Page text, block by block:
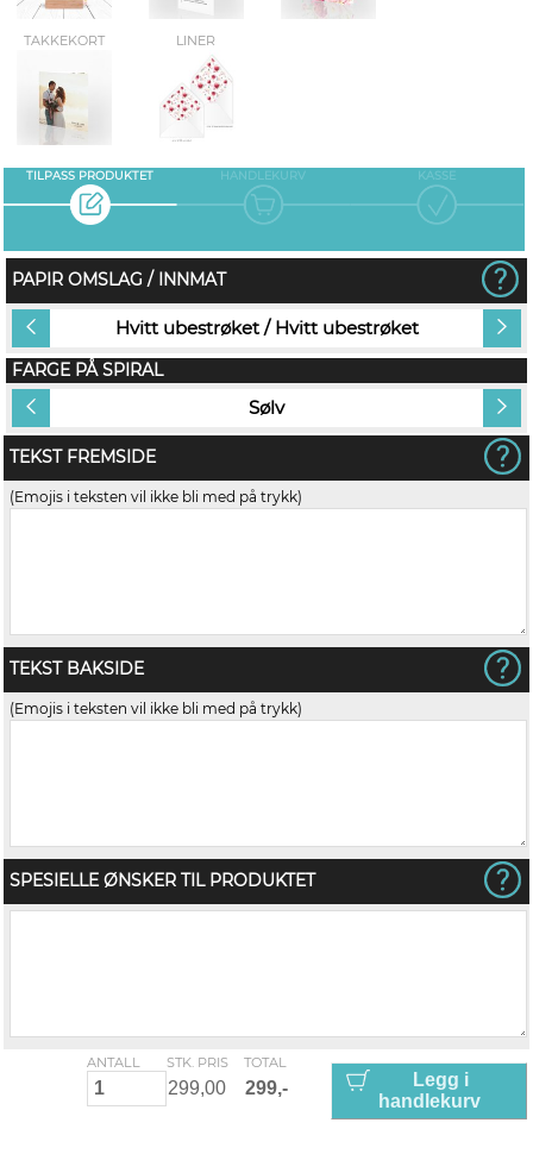
TAKKEKORT LINER
TILPASS PRODUKTET HANDLEKURV KASSE
PAPIR OMSLAG / INNMAT
Hvitt ubestrøket / Hvitt ubestrøket
FARGE PÅ SPIRAL
Sølv
TEKST FREMSIDE
(Emojis i teksten vil ikke bli med på trykk)
TEKST BAKSIDE
(Emojis i teksten vil ikke bli med på trykk)
SPESIELLE ØNSKER TIL PRODUKTET
ANTALL STK. PRIS TOTAL
Legg i
handlekurv